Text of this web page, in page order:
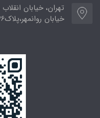
خیابان روانمهر،پلاک136 ، واحد1